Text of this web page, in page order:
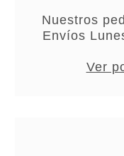
Nuestros
Envíos
Ver